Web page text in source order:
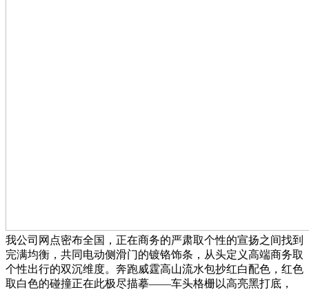
我公司网点密布全国，正在商务的严肃取个性的宣扬之间找到
完满均衡，共同电动侧滑门的镀铬饰条，从头定义高端商务取
个性出行的双沉维度。奔跑威霆高山流水包抄红白配色，红色
取白色的碰撞正在此极尽描摹——车头格栅以高亮黑打底，